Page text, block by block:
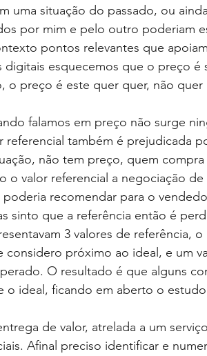
uma situação do passado, ou
por mim e pelo outro poderiam
pontos relevantes que
esquecemos que o preço é
preço é este quer quer, não quer
falamos em preço não surge
referencial também é prejudicada
não tem preço, quem compra
o valor referencial a negociação de
recomendar para o
sinto que a referência então é
3 valores de referência,
próximo ao ideal, e um
O resultado é que alguns
o ideal, ficando em aberto o
de valor, atrelada a um
Afinal preciso identificar e